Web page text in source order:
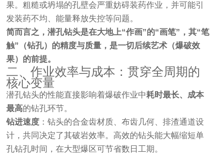
果。粗糙或坍塌的孔壁会严重妨碍装药作业，并可能引
发装药不均、能量释放失控等问题。
简而言之，潜孔钻头是在大地上“作画”的“画笔”，其“笔
触”（钻孔）的精度与质量，是一切后续艺术（爆破效
果）的前提。
二、作业效率与成本：贯穿全周期的
核心变量
潜孔钻头的性能直接影响着爆破作业中耗时最长、成本
最高的钻孔环节。
钻进速度 ：钻头的合金齿材质、布齿几何、排渣通道设
计，共同决定了其破岩效率。高效的钻头能大幅缩短单
孔钻孔时间，在大型爆区可节省数日工期。